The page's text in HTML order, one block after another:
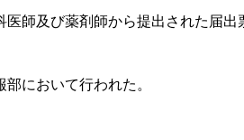
師及び薬剤師から提出された届出
において行われた。